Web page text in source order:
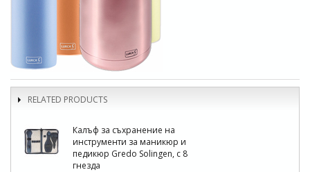
RELATED PRODUCTS
Калъф за съхранение на
инструменти за маникюр и
педикюр Gredo Solingen, с 8
гнезда